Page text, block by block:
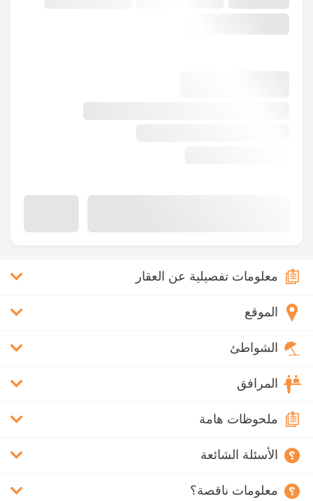
معلومات تفصيلية عن العقار
الموقع
الشواطئ
المرافق
ملحوظات هامة
الأسئلة الشائعة
معلومات ناقصة؟